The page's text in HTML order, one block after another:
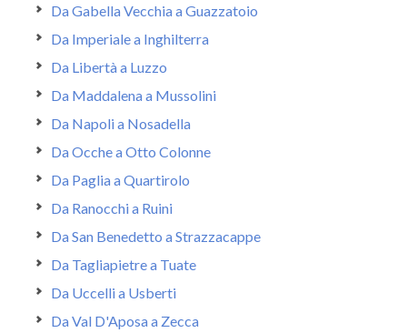
Da Gabella Vecchia a Guazzatoio
Da Imperiale a Inghilterra
Da Libertà a Luzzo
Da Maddalena a Mussolini
Da Napoli a Nosadella
Da Ocche a Otto Colonne
Da Paglia a Quartirolo
Da Ranocchi a Ruini
Da San Benedetto a Strazzacappe
Da Tagliapietre a Tuate
Da Uccelli a Usberti
Da Val D'Aposa a Zecca